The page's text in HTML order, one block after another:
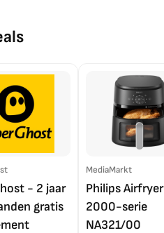
- 2 jaar
gratis
MediaMarkt
Philips Airfryer
2000-serie
NA321/00